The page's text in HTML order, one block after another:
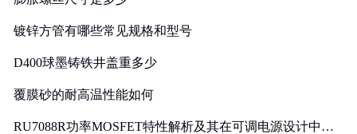
镀锌方管有哪些常见规格和型号
D400球墨铸铁井盖重多少
覆膜砂的耐高温性能如何
RU7088R功率MOSFET特性解析及其在可调电源设计中的